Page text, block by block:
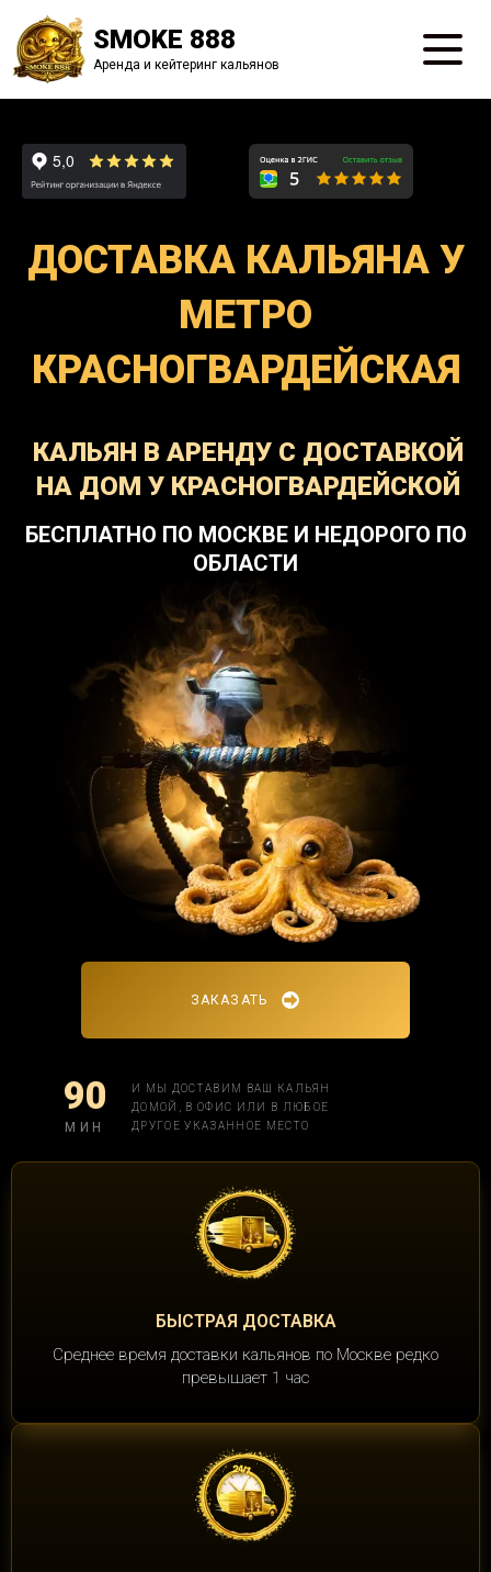
SMOKE 888
Аренда и кейтеринг кальянов
ДОСТАВКА КАЛЬЯНА У
МЕТРО
КРАСНОГВАРДЕЙСКАЯ
КАЛЬЯН В АРЕНДУ С ДОСТАВКОЙ
НА ДОМ У КРАСНОГВАРДЕЙСКОЙ
БЕСПЛАТНО ПО МОСКВЕ И НЕДОРОГО ПО
ОБЛАСТИ
ЗАКАЗАТЬ
90
МИН
И МЫ ДОСТАВИМ ВАШ КАЛЬЯН
ДОМОЙ, В ОФИС ИЛИ В ЛЮБОЕ
ДРУГОЕ УКАЗАННОЕ МЕСТО
БЫСТРАЯ ДОСТАВКА
Среднее время доставки кальянов по Москве редко
превышает 1 час